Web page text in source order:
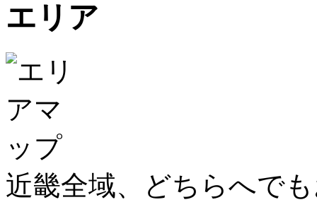
近畿全域、どちらへで